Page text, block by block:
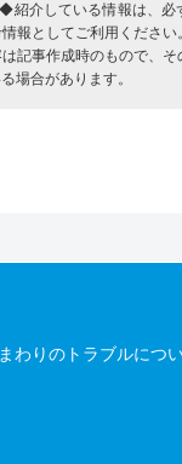
紹介している情報は、必
報としてご利用くださ
記事作成時のもので、そ
場合があります。
りのトラブルにつ